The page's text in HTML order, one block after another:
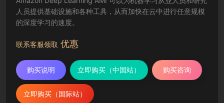
人员提供基础设施和各种工具，从而加快在云中进行任意规模
的深度学习的速度。
联系客服领取 优惠
购买说明 立即购买（中国站） 购买咨询
立即购买（国际站）